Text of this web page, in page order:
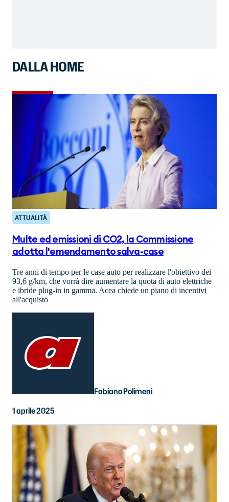
DALLA HOME
ATTUALITÀ
Multe ed emissioni di CO2, la Commissione
adotta l'emendamento salva-case
Tre anni di tempo per le case auto per realizzare l'obiettivo dei
93,6 g/km, che vorrà dire aumentare la quota di auto elettriche
e ibride plug-in in gamma. Acea chiede un piano di incentivi
all'acquisto
Fabiano Polimeni
1 aprile 2025